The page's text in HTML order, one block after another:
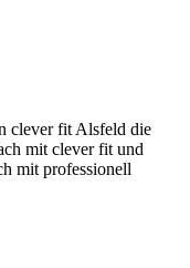
clever fit Alsfeld die
mit clever fit und
mit professionell